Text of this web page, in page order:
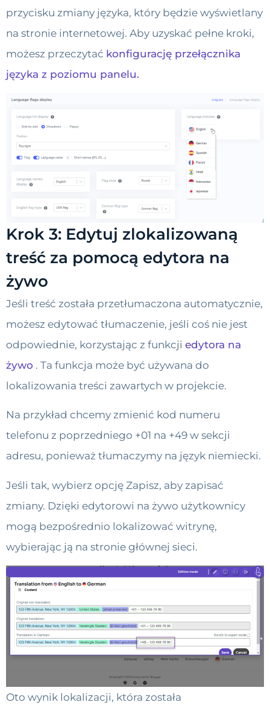
przycisku zmiany języka, który będzie wyświetlany
na stronie internetowej. Aby uzyskać pełne kroki,
możesz przeczytać konfigurację przełącznika
języka z poziomu panelu.
Krok 3: Edytuj zlokalizowaną
treść za pomocą edytora na
żywo
Jeśli treść została przetłumaczona automatycznie,
możesz edytować tłumaczenie, jeśli coś nie jest
odpowiednie, korzystając z funkcji edytora na
żywo . Ta funkcja może być używana do
lokalizowania treści zawartych w projekcie.
Na przykład chcemy zmienić kod numeru
telefonu z poprzedniego +01 na +49 w sekcji
adresu, ponieważ tłumaczymy na język niemiecki.
Jeśli tak, wybierz opcję Zapisz, aby zapisać
zmiany. Dzięki edytorowi na żywo użytkownicy
mogą bezpośrednio lokalizować witrynę,
wybierając ją na stronie głównej sieci.
Oto wynik lokalizacji, która została